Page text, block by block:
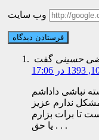
وب سایت
حسینی
نباشی داداشم
ندارم عزیز
تا برات بزارم
یا حق . . .